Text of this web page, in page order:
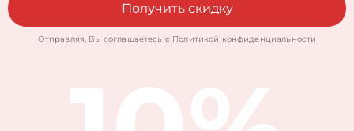
Получить скидку
Отправляя, Вы соглашаетесь с Политикой конфиденциальности